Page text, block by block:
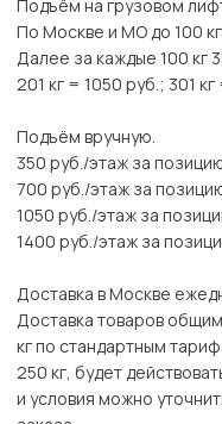
Подъём на грузовом
По Москве и МО до 100
Далее за каждые 100 кг
201 кг = 1050 руб.; 301
Подъём вручную.
350 руб./этаж за
700 руб./этаж за
1050 руб./этаж за
1400 руб./этаж за
Доставка в Москве
Доставка товаров
кг по стандартным
250 кг, будет
и условия можно